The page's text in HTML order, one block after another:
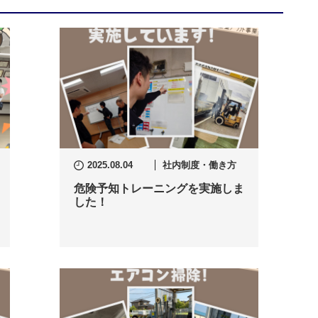
2025.08.04 社内制度・働き方
危険予知トレーニングを実施しま
した！